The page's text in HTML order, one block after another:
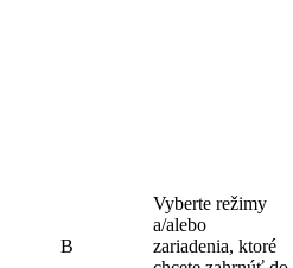
B
Vyberte režimy
a/alebo
zariadenia, ktoré